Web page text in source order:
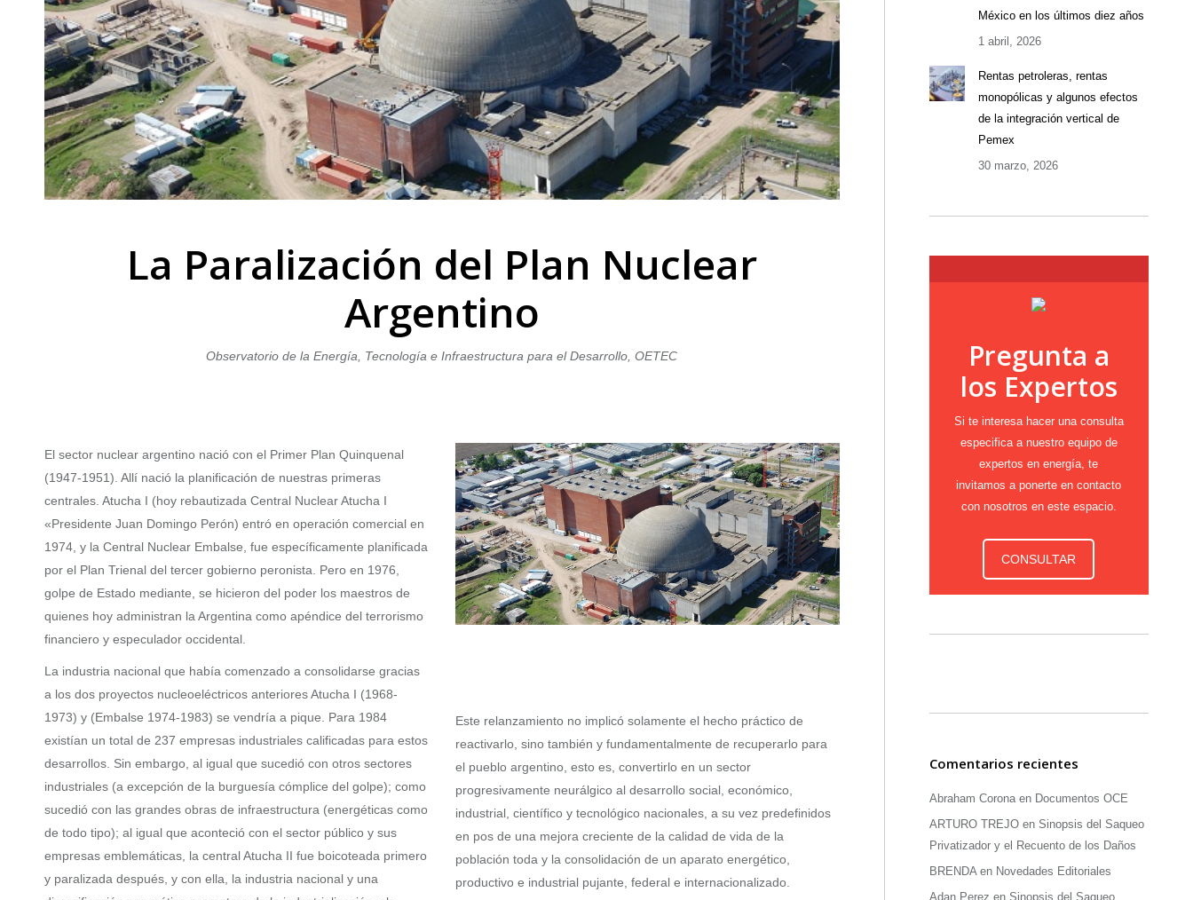
La Paralización del Plan Nuclear
Argentino
Observatorio de la Energía, Tecnología e Infraestructura para el Desarrollo, OETEC
El sector nuclear argentino nació con el Primer Plan Quinquenal
(1947-1951). Allí nació la planificación de nuestras primeras
centrales. Atucha I (hoy rebautizada Central Nuclear Atucha I
«Presidente Juan Domingo Perón) entró en operación comercial en
1974, y la Central Nuclear Embalse, fue específicamente planificada
por el Plan Trienal del tercer gobierno peronista. Pero en 1976,
golpe de Estado mediante, se hicieron del poder los maestros de
quienes hoy administran la Argentina como apéndice del terrorismo
financiero y especulador occidental.
La industria nacional que había comenzado a consolidarse gracias
a los dos proyectos nucleoeléctricos anteriores Atucha I (1968-
1973) y (Embalse 1974-1983) se vendría a pique. Para 1984
existían un total de 237 empresas industriales calificadas para estos
desarrollos. Sin embargo, al igual que sucedió con otros sectores
industriales (a excepción de la burguesía cómplice del golpe); como
sucedió con las grandes obras de infraestructura (energéticas como
de todo tipo); al igual que aconteció con el sector público y sus
empresas emblemáticas, la central Atucha II fue boicoteada primero
y paralizada después, y con ella, la industria nacional y una
Este relanzamiento no implicó solamente el hecho práctico de
reactivarlo, sino también y fundamentalmente de recuperarlo para
el pueblo argentino, esto es, convertirlo en un sector
progresivamente neurálgico al desarrollo social, económico,
industrial, científico y tecnológico nacionales, a su vez predefinidos
en pos de una mejora creciente de la calidad de vida de la
población toda y la consolidación de un aparato energético,
productivo e industrial pujante, federal e internacionalizado.
México en los últimos diez años
1 abril, 2026
Rentas petroleras, rentas
monopólicas y algunos efectos
de la integración vertical de
Pemex
30 marzo, 2026
Pregunta a
los Expertos
Si te interesa hacer una consulta
especifica a nuestro equipo de
expertos en energía, te
invitamos a ponerte en contacto
con nosotros en este espacio.
CONSULTAR
Comentarios recientes
Abraham Coronaen Documentos OCE
ARTURO TREJOen Sinopsis del Saqueo
Privatizador y el Recuento de los Daños
BRENDAen Novedades Editoriales
Adan Perez en Sinopsis del Saqueo